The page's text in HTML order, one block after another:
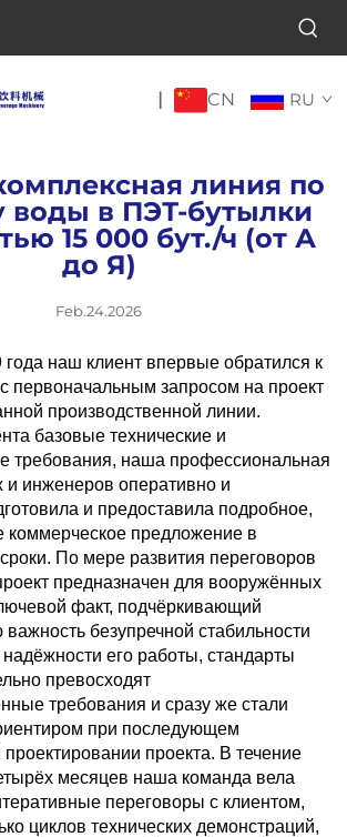
| CN RU
линия по
воды в ПЭТ-бутылки
15 000 бут./ч (от А
до Я)
Feb.24.2026
наш клиент впервые обратился к
первоначальным запросом на проект
производственной линии.
базовые технические и
требования, наша профессиональная
и инженеров оперативно и
и предоставила подробное,
коммерческое предложение в
По мере развития переговоров
предназначен для вооружённых
факт, подчёркивающий
безупречной стабильности
его работы, стандарты
превосходят
требования и сразу же стали
при последующем
проекта. В течение
месяцев наша команда вела
переговоры с клиентом,
циклов технических демонстраций,